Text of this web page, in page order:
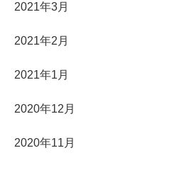
2021年3月
2021年2月
2021年1月
2020年12月
2020年11月